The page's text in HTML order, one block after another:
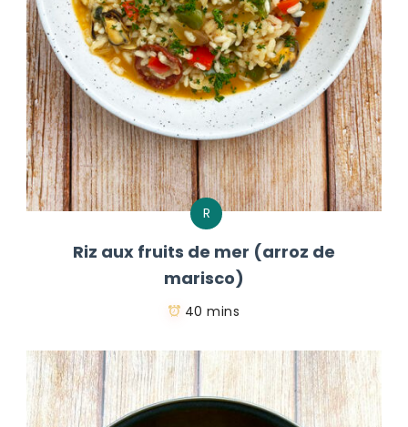
R
Riz aux fruits de mer (arroz de
marisco)
40 mins